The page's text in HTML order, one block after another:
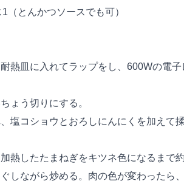
（とんかつソースでも可）
熱皿に入れてラップをし、600Wの電
ょう切りにする。
塩コショウとおろしにんにくを加えて
熱したたまねぎをキツネ色になるまで
しながら炒める。肉の色が変わったら